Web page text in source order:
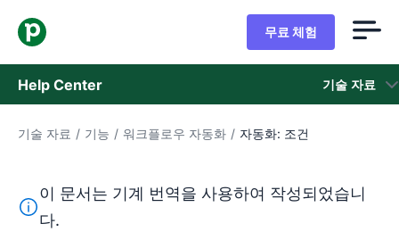
무료 체험
Help Center 기술 자료
기술 자료
지원 팀 문의
기술 자료 / 기능 / 워크플로우 자동화 / 자동화: 조건
이 텍스트는 기계 번역 도구를 사용하여 영어를 번역한 것
이 문서는 기계 번역을 사용하여 작성되었습니
다.